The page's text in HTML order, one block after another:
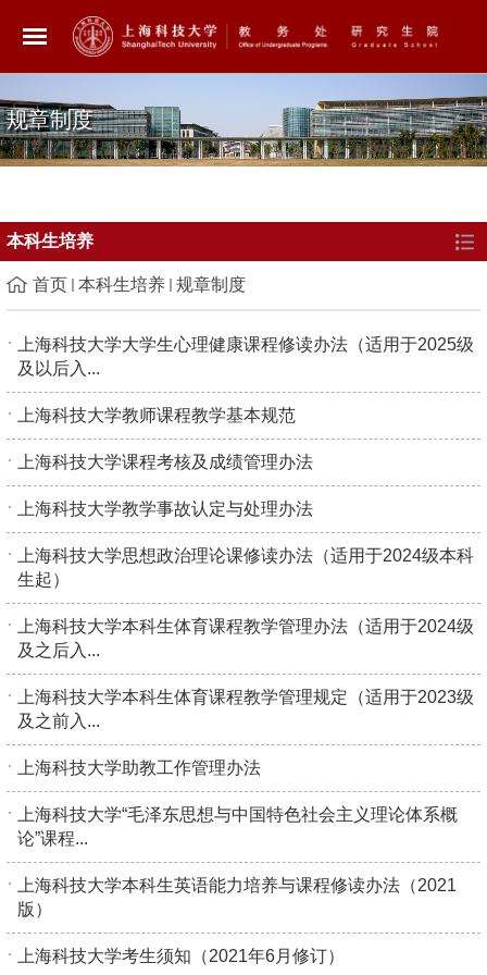
规章制度
本科生培养
首页 本科生培养 规章制度
上海科技大学大学生心理健康课程修读办法（适用于2025级
及以后入...
上海科技大学教师课程教学基本规范
上海科技大学课程考核及成绩管理办法
上海科技大学教学事故认定与处理办法
上海科技大学思想政治理论课修读办法（适用于2024级本科
生起）
上海科技大学本科生体育课程教学管理办法（适用于2024级
及之后入...
上海科技大学本科生体育课程教学管理规定（适用于2023级
及之前入...
上海科技大学助教工作管理办法
上海科技大学“毛泽东思想与中国特色社会主义理论体系概
论”课程...
上海科技大学本科生英语能力培养与课程修读办法（2021
版）
上海科技大学考生须知（2021年6月修订）